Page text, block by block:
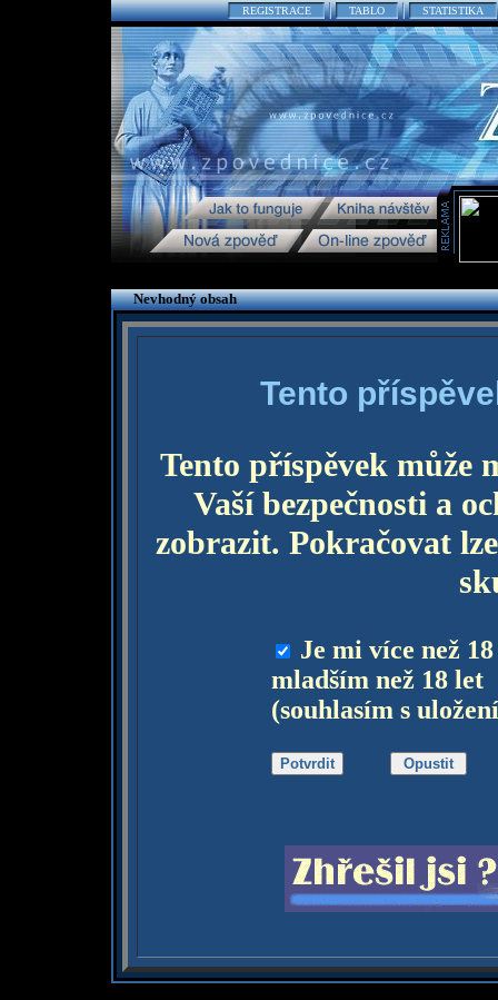
REGISTRACE TABLO STATISTIKA
Nevhodný obsah
Tento
Tento příspěvek může
Vaší bezpečnosti a
zobrazit. Pokračovat
Je mi více než
mladším než 18 let
(souhlasím s